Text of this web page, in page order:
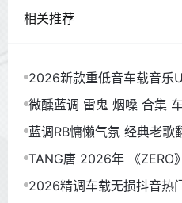
相关推荐
2026新款重低音车载音乐
微醺蓝调 雷鬼 烟嗓 合集
蓝调RB慵懒气氛 经典老
TANG唐 2026年 《ZERO
2026精调车载无损抖音热